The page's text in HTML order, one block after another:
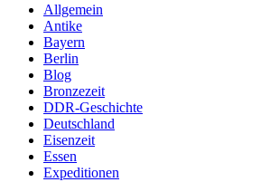
Allgemein
Antike
Bayern
Berlin
Blog
Bronzezeit
DDR-Geschichte
Deutschland
Eisenzeit
Essen
Expeditionen